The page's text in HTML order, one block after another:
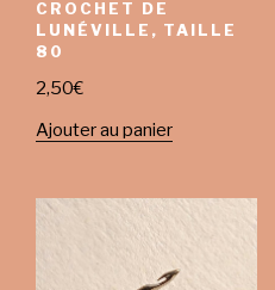
CROCHET DE
LUNÉVILLE, TAILLE
80
2,50€
Ajouter au panier